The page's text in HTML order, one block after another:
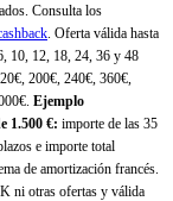
Consulta los
. Oferta válida hasta
10, 12, 18, 24, 36 y 48
200€, 240€, 360€,
Ejemplo
1.500 €: importe de las 35
e importe total
de amortización francés.
ni otras ofertas y válida